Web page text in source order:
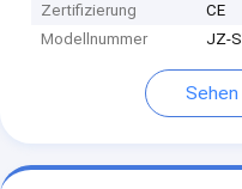
Zertifizierung
CE
Modellnummer
JZ-
Sehen